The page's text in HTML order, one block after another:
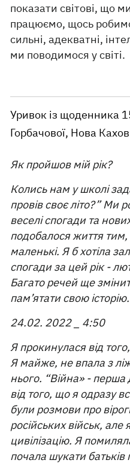
показати світові, що
працюємо, щось
сильні, адекватні,
ми поводимося у світі.
Уривок із щоденника
Горбачової, Нова
Як пройшов мій рік?
Колись нам у школі
провів своє літо?” Ми
веселі спогади та
подобалося життя тим,
маленькі. Я б хотіла
спогади за цей рік -
Багато речей ще
пам’ятати свою історію.
24.02. 2022 _ 4:50
Я прокинулася від
Я майже, не впала з
нього. “Війна» -
від того, що я одразу
були розмови про
російських військ, але
цивілізацію. Я
почала шукати